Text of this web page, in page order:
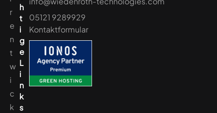
r
e
n
t
w
i
c
k
h
t
i
g
e
L
i
n
k
s
05121 9289929
Kontaktformular